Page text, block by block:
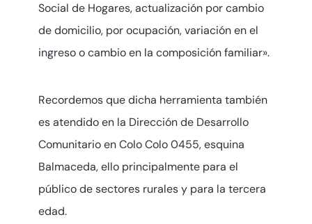
Social de Hogares, actualización por cambio
de domicilio, por ocupación, variación en el
ingreso o cambio en la composición familiar».
Recordemos que dicha herramienta también
es atendido en la Dirección de Desarrollo
Comunitario en Colo Colo 0455, esquina
Balmaceda, ello principalmente para el
público de sectores rurales y para la tercera
edad.